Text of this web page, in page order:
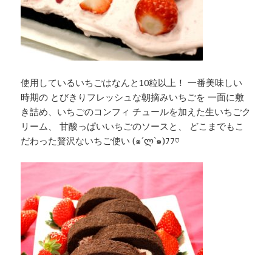
使用しているいちごはなんと10粒以上！ 一番美味しい
時期の とびきりフレッシュな朝摘みいちごを 一面に敷
き詰め、いちごのコンフィ チュールを加えた生いちごク
リーム、 甘酸っぱいいちごのソースと、 どこまでもこ
だわった贅沢ないちご使い (๑´ლ`๑)ﾌﾌ♡